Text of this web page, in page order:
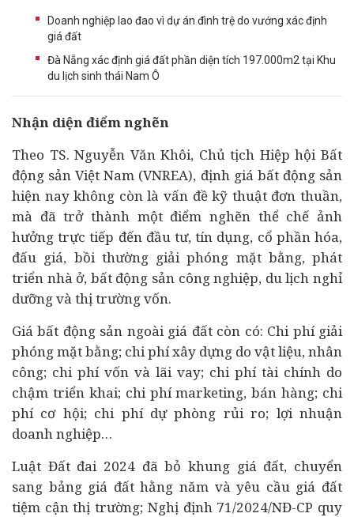
Doanh nghiệp lao đao vì dự án đình trệ do vướng xác định
giá đất
Đà Nẵng xác định giá đất phần diện tích 197.000m2 tại Khu
du lịch sinh thái Nam Ô
Nhận diện điểm nghẽn
Theo TS. Nguyễn Văn Khôi, Chủ tịch Hiệp hội Bất
động sản Việt Nam (VNREA), định giá bất động sản
hiện nay không còn là vấn đề kỹ thuật đơn thuần,
mà đã trở thành một điểm nghẽn thể chế ảnh
hưởng trực tiếp đến đầu tư, tín dụng, cổ phần hóa,
đấu giá, bồi thường giải phóng mặt bằng, phát
triển nhà ở, bất động sản công nghiệp, du lịch nghỉ
dưỡng và thị trường vốn.
Giá bất động sản ngoài giá đất còn có: Chi phí giải
phóng mặt bằng; chi phí xây dựng do vật liệu, nhân
công; chi phí vốn và lãi vay; chi phí tài chính do
chậm triển khai; chi phí marketing, bán hàng; chi
phí cơ hội; chi phí dự phòng rủi ro; lợi nhuận
doanh nghiệp…
Luật Đất đai 2024 đã bỏ khung giá đất, chuyển
sang bảng giá đất hằng năm và yêu cầu giá đất
tiệm cận thị trường; Nghị định 71/2024/NĐ-CP quy